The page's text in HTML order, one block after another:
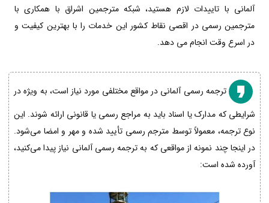
آلمانی با تاییدات لازم هستید، شبکه مترجمین اشراق با همکاری با
مترجمین رسمی در اقصی نقاط کشور این خدمات را با بهترین کیفیت و
در اسرع وقت انجام می دهد.
ترجمه رسمی آلمانی در مواقع مختلفی مورد نیاز است، به ویژه در
شرایطی که مدارک یا اسناد باید به مراجع رسمی یا قانونی ارائه شوند. این
نوع ترجمه، معمولاً توسط مترجم رسمی تأیید شده و مهر و امضا می‌شود.
در اینجا چند نمونه از مواقعی که به ترجمه رسمی آلمانی نیاز پیدا می‌کنید،
آورده شده است: